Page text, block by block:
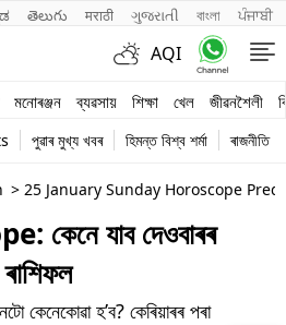
తెలుగు मराठी ગુજરાતી বাংলা ਪੰਜਾਬੀ
AQI
মনোৰঞ্জন ব্যৱসায় শিক্ষা খেল জীৱনশৈলী
পুৱাৰ মুখ্য খবৰ হিমন্ত বিশ্ব শৰ্মা ৰাজনীতি
> 25 January Sunday Horoscope
যাব দেওবাৰৰ
কেনেকোৱা হ’ব? কেৰিয়াৰৰ পৰা